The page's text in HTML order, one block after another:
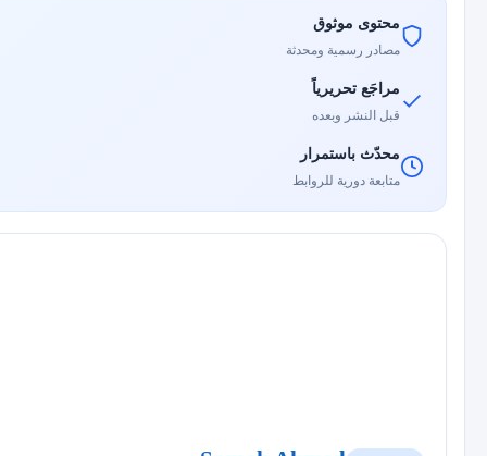
محتوى موثوق
مصادر رسمية ومحدثة
مراجَع تحريرياً
قبل النشر وبعده
محدّث باستمرار
متابعة دورية للروابط